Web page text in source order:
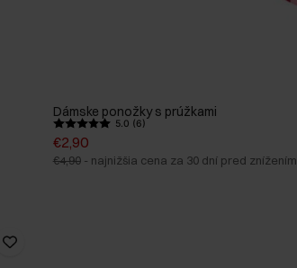
Dámske ponožky s prúžkami
5.0 (6)
€2,90
€4,90 - najnižšia cena za 30 dní pred znížením